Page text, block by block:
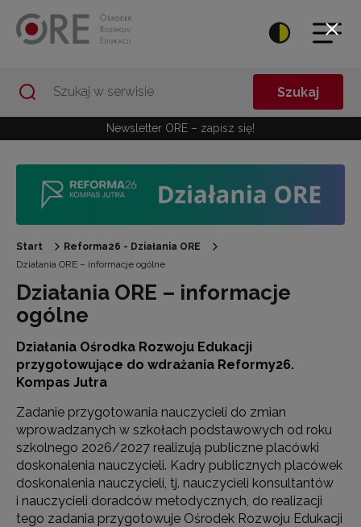
Szukaj
Newsletter ORE – zapisz się!
Start
Reforma26 - Działania ORE
Działania ORE – informacje ogólne
Działania ORE – informacje
ogólne
Działania Ośrodka Rozwoju Edukacji
przygotowujące do wdrażania Reformy26.
Kompas Jutra
Zadanie przygotowania nauczycieli do zmian
wprowadzanych w szkołach podstawowych od roku
szkolnego 2026/2027 realizują publiczne placówki
doskonalenia nauczycieli. Kadry publicznych placówek
doskonalenia nauczycieli, tj. nauczycieli konsultantów
i nauczycieli doradców metodycznych, do realizacji
tego zadania przygotowuje Ośrodek Rozwoju Edukacji